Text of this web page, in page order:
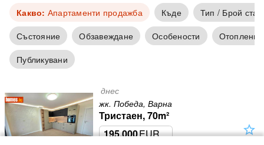
Какво: Апартаменти продажба Къде
Тип / Брой стаи
Състояние
Обзавеждане Особености
Отопление
Публикувани
днес
жк. Победа, Варна
Тристаен, 70m²
195,000EUR star_outline